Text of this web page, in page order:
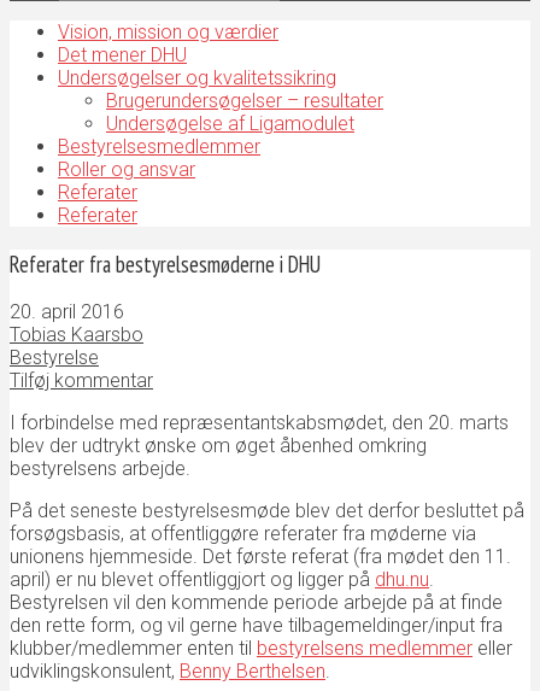
Vision, mission og værdier
Det mener DHU
Undersøgelser og kvalitetssikring
Brugerundersøgelser – resultater
Undersøgelse af Ligamodulet
Bestyrelsesmedlemmer
Roller og ansvar
Referater
Referater
Referater fra bestyrelsesmøderne i DHU
20. april 2016
Tobias Kaarsbo
Bestyrelse
Tilføj kommentar
I forbindelse med repræsentantskabsmødet, den 20. marts
blev der udtrykt ønske om øget åbenhed omkring
bestyrelsens arbejde.
På det seneste bestyrelsesmøde blev det derfor besluttet på
forsøgsbasis, at offentliggøre referater fra møderne via
unionens hjemmeside. Det første referat (fra mødet den 11.
april) er nu blevet offentliggjort og ligger på dhu.nu.
Bestyrelsen vil den kommende periode arbejde på at finde
den rette form, og vil gerne have tilbagemeldinger/input fra
klubber/medlemmer enten til bestyrelsens medlemmer eller
udviklingskonsulent, Benny Berthelsen.